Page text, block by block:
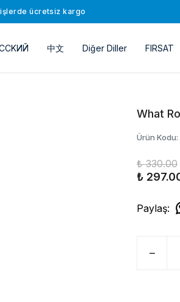
ücretsiz kargo
中文 Diğer Diller FIRSAT
What
Ürün Kodu:
₺ 330.00
₺
Paylaş: